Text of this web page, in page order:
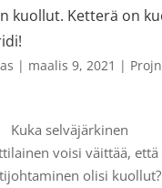
kuollut. Ketterä on
| maalis 9, 2021 |
Kuka selväjärkinen
voisi väittää, että
olisi